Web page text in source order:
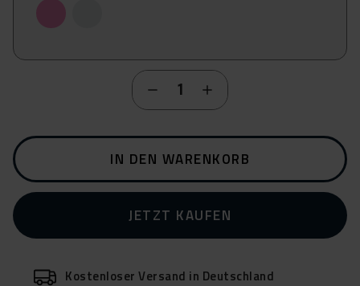
Rosa
IN DEN WARENKORB
JETZT KAUFEN
Kostenloser Versand in Deutschland